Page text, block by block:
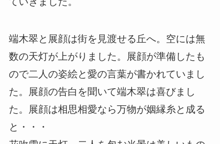
端木翠と展顔は街を見渡せる丘へ。空には無
数の天灯が上がりました。展顔が準備したも
ので二人の姿絵と愛の言葉が書かれていまし
た。展顔の告白を聞いて端木翠は喜びまし
た。展顔は相思相愛なら万物が姻縁糸と成る
と・・・